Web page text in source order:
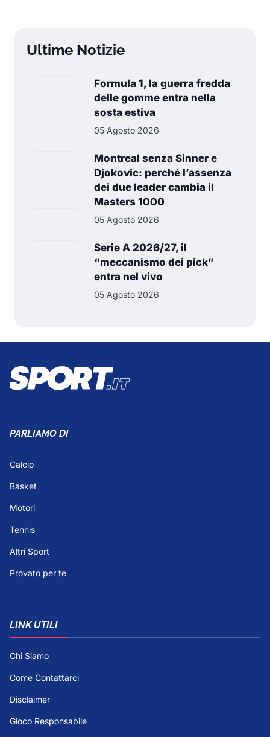
Ultime Notizie
Formula 1, la guerra fredda
delle gomme entra nella
sosta estiva
05 Agosto 2026
Montreal senza Sinner e
Djokovic: perché l’assenza
dei due leader cambia il
Masters 1000
05 Agosto 2026
Serie A 2026/27, il
“meccanismo dei pick”
entra nel vivo
05 Agosto 2026
PARLIAMO DI
Calcio
Basket
Motori
Tennis
Altri Sport
Provato per te
LINK UTILI
Chi Siamo
Come Contattarci
Disclaimer
Gioco Responsabile